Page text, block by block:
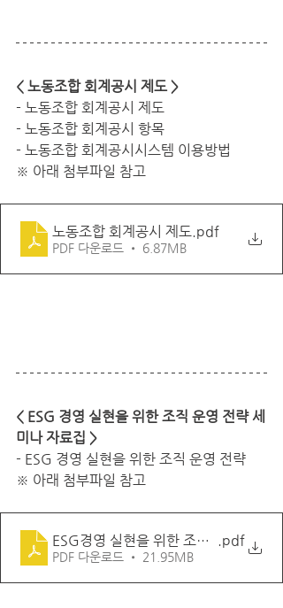
< 노동조합 회계공시 제도 >
- 노동조합 회계공시 제도
- 노동조합 회계공시 항목
- 노동조합 회계공시시스템 이용방법
※ 아래 첨부파일 참고
노동조합 회계공시 제도 .pdf
PDF 다운로드 • 6.87MB
< ESG 경영 실현을 위한 조직 운영 전략 세
미나 자료집 >
- ESG 경영 실현을 위한 조직 운영 전략
※ 아래 첨부파일 참고
ESG경영 실현을 위한 조직운영 전략세
.pdf
PDF 다운로드 • 21.95MB